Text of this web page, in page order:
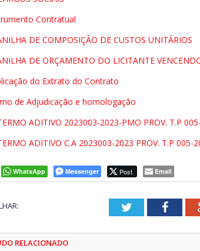
Contratual
DE COMPOSIÇÃO DE CUSTOS UNITÁRIOS
DE ORÇAMENTO DO LICITANTE
do Extrato do Contrato
de Adjudicação e homologação
ADITIVO 2023003-2023-PMO PROV. T.P
ADITIVO C.A 2023003-2023 PROV. T.P 005-
WhatsApp Messenger Post Email
Twitter
RELACIONADO